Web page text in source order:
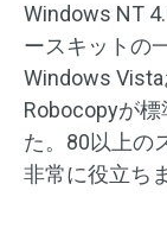
Windows NT
ースキットの
Windows Vista
Robocopyが
た。80以上の
非常に役立ち